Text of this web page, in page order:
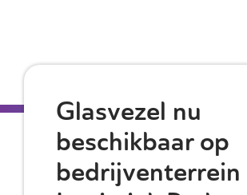
Glasvezel nu
beschikbaar op
bedrijventerrein